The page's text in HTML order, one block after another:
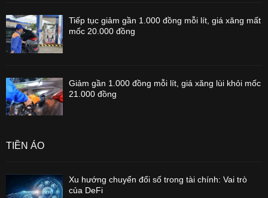
Tiếp tục giảm gần 1.000 đồng mỗi lít, giá xăng mất
mốc 20.000 đồng
Giảm gần 1.000 đồng mỗi lít, giá xăng lùi khỏi mốc
21.000 đồng
TIỀN ẢO
Xu hướng chuyển đổi số trong tài chính: Vai trò
của DeFi